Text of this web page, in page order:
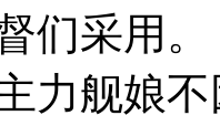
们采用。
力舰娘